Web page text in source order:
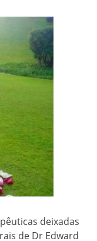
deixadas
de Dr Edward